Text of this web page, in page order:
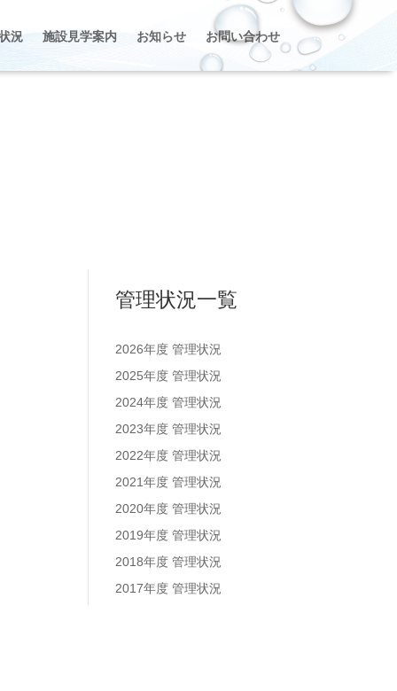
況 施設見学案内 お知らせ お問い合わせ
管理状況一覧
2026年度 管理状況
2025年度 管理状況
2024年度 管理状況
2023年度 管理状況
2022年度 管理状況
2021年度 管理状況
2020年度 管理状況
2019年度 管理状況
2018年度 管理状況
2017年度 管理状況